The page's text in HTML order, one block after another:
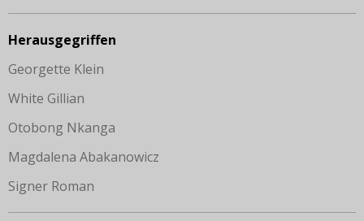
Herausgegriffen
Georgette Klein
White Gillian
Otobong Nkanga
Magdalena Abakanowicz
Signer Roman